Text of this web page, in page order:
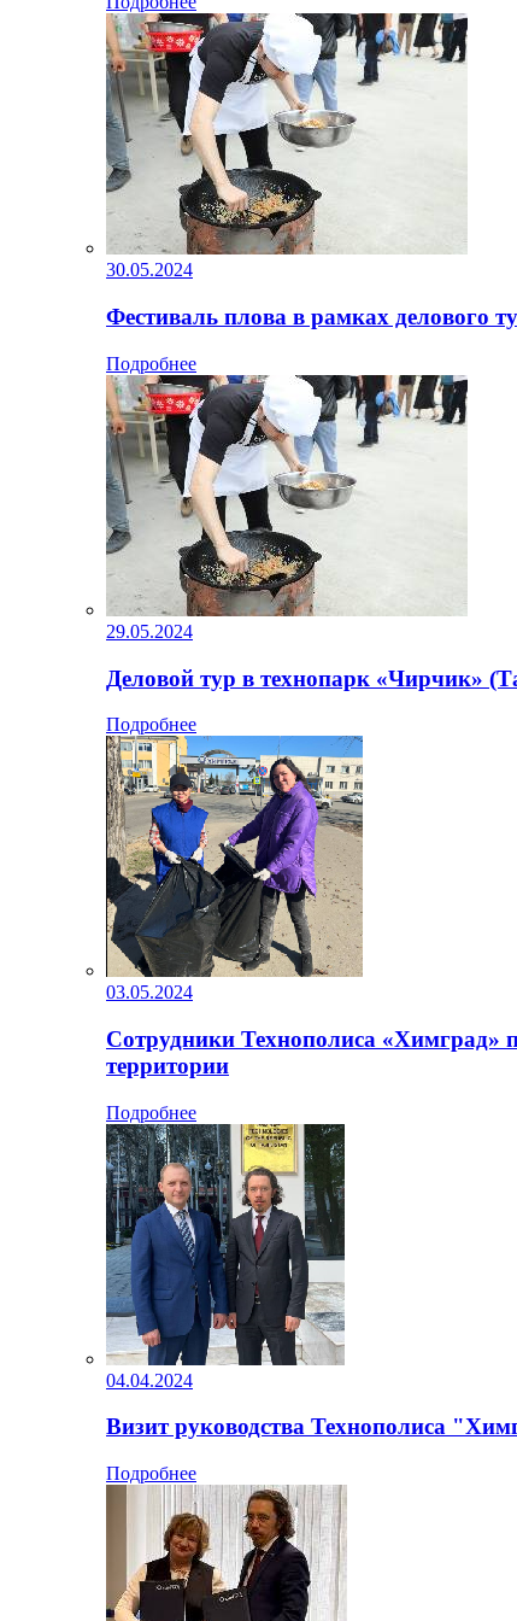
30.05.2024
Фестиваль плова в рамках делового
Подробнее
29.05.2024
Деловой тур в технопарк «Чирчик»
Подробнее
03.05.2024
Сотрудники Технополиса «Химград»
территории
Подробнее
04.04.2024
Визит руководства Технополиса
Подробнее